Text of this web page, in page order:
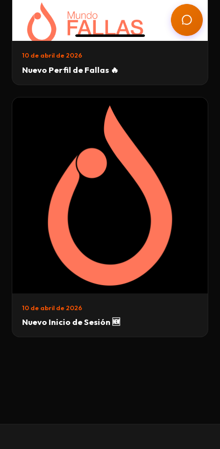
10 de abril de 2026
Nuevo Perfil de Fallas 🔥
10 de abril de 2026
Nuevo Inicio de Sesión 🆕